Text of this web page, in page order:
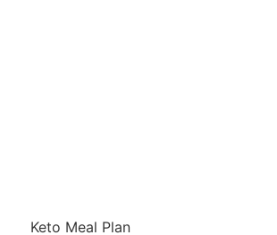
Keto Meal Plan